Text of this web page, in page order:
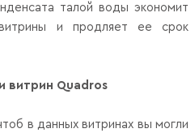
талой воды экономит
и продляет ее срок
витрин Quadros
в данных витринах вы могли